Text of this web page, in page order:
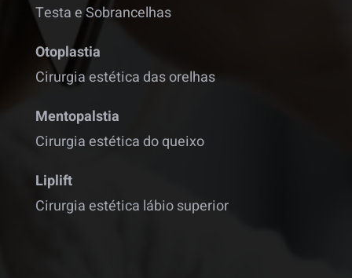
Testa e Sobrancelhas
Otoplastia
Cirurgia estética das orelhas
Mentopalstia
Cirurgia estética do queixo
Liplift
Cirurgia estética lábio superior